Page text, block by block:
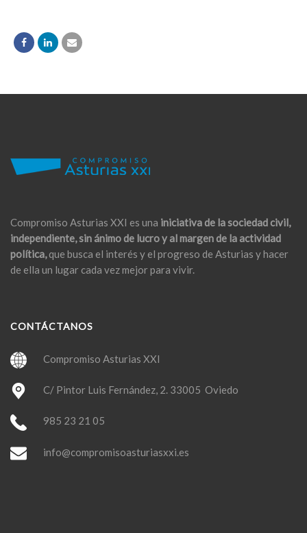
Compromiso Asturias XXI es una iniciativa de la sociedad civil,
independiente, sin ánimo de lucro y al margen de la actividad
política,que busca el interés y el progreso de Asturias y hacer
de ella un lugar cada vez mejor para vivir.
CONTÁCTANOS
Compromiso Asturias XXI
C/ Pintor Luis Fernández, 2. 33005 Oviedo
985 23 21 05
info@compromisoasturiasxxi.es